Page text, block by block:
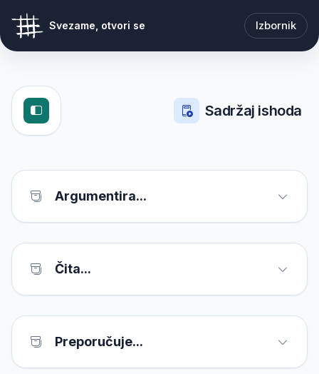
Svezame, otvori se Izbornik
Sadržaj ishoda
Argumentira...
Čita...
Preporučuje...